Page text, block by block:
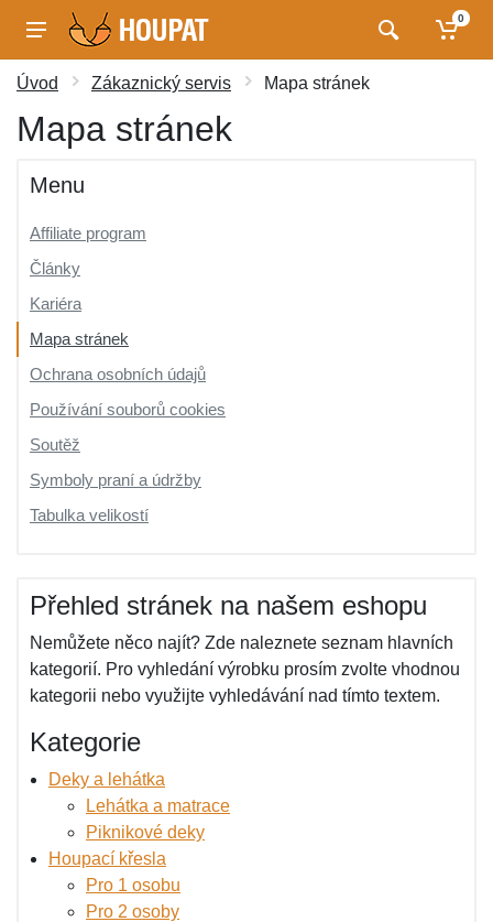
0
Úvod Zákaznický servis Mapa stránek
Mapa stránek
Menu
Affiliate program
Články
Kariéra
Mapa stránek
Ochrana osobních údajů
Používání souborů cookies
Soutěž
Symboly praní a údržby
Tabulka velikostí
Přehled stránek na našem eshopu
Nemůžete něco najít? Zde naleznete seznam hlavních
kategorií. Pro vyhledání výrobku prosím zvolte vhodnou
kategorii nebo využijte vyhledávání nad tímto textem.
Kategorie
Deky a lehátka
Lehátka a matrace
Piknikové deky
Houpací křesla
Pro 1 osobu
Pro 2 osoby